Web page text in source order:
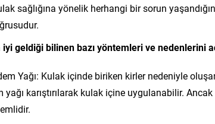
sağlığına yönelik herhangi bir sorun
iyi geldiği bilinen bazı yöntemleri ve nedenlerini
Yağı: Kulak içinde biriken kirler nedeniyle
yağı karıştırılarak kulak içine uygulanabilir.